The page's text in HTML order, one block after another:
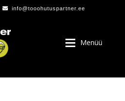
info@tooohutuspartner.ee
Menüü